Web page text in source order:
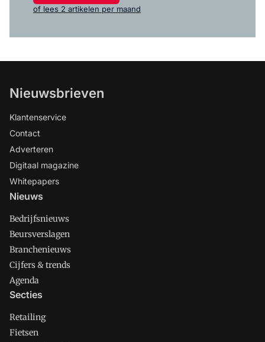
of lees 2 artikelen per maand
Nieuwsbrieven
Klantenservice
Contact
Adverteren
Digitaal magazine
Whitepapers
Nieuws
Bedrijfsnieuws
Beursverslagen
Branchenieuws
Cijfers & trends
Agenda
Secties
Retailing
Fietsen